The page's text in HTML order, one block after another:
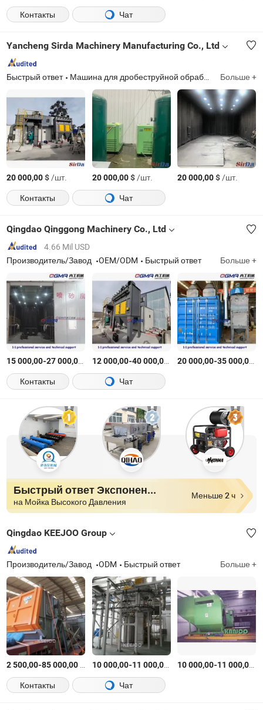
Контакты
Чат
Yancheng Sirda Machinery Manufacturing Co., Ltd
Быстрый ответ Машина для дробеструйной обработки, Установка для сбора пыли, Машина для пескоструйной обработки Больше +
20 000,00$/шт. 20 000,00$/шт. 20 000,00$/шт.
Контакты
Чат
Qingdao Qinggong Machinery Co., Ltd
4.66 Mil USD
Производитель/Завод
OEM/ODM Быстрый ответ Больше +
15 000,00-27 000,00 $ /шт.
12 000,00-40 000,00 $ /шт.
20 000,00-35 000,00 $
Контакты
Чат
Быстрый ответ Экспоненты
на Мойка Высокого Давления
Меньше 2 ч
Qingdao KEEJOO Group
Производитель/Завод ODM Быстрый ответ Больше +
2 500,00-85 000,00 /Комплект
10 000,00-11 000,00 $ /шт.
10 000,00-11 000,00 $
Контакты
Чат